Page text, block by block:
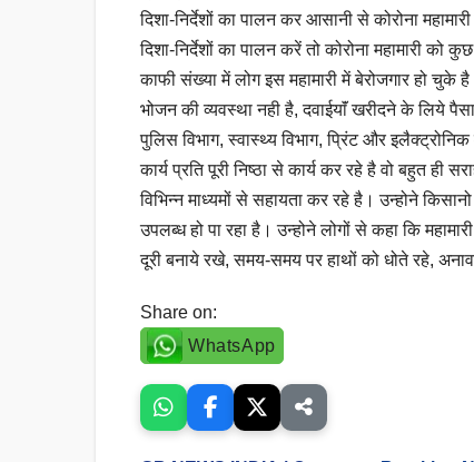
दिशा-निर्देशों का पालन कर आसानी से कोरोना
दिशा-निर्देशों का पालन करें तो कोरोना महामारी
काफी संख्या में लोग इस महामारी में बेरोजगार हो
भोजन की व्यवस्था नही है, दवाईयाॅं खरीदने के लिये
पुलिस विभाग, स्वास्थ्य विभाग, प्रिंट और
कार्य प्रति पूरी निष्ठा से कार्य कर रहे है वो बहुत ही
विभिन्न माध्यमों से सहायता कर रहे है। उन्होने
उपलब्ध हो पा रहा है। उन्होने लोगों से कहा कि
दूरी बनाये रखे, समय-समय पर हाथों को धोते रहे,
Share on:
WhatsApp